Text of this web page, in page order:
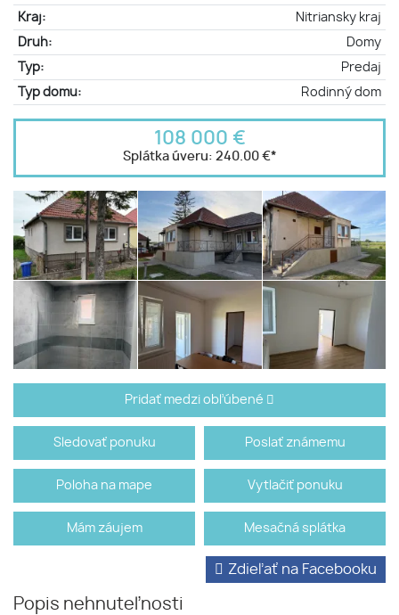
Kraj:
Nitriansky kraj
Druh:
Domy
Typ:
Predaj
Typ domu:
Rodinný dom
108 000 €
Splátka úveru: 240.00 €*
Pridať medzi obľúbené
Sledovať ponuku Poslať známemu
Poloha na mape Vytlačiť ponuku
Mám záujem Mesačná splátka
Popis nehnuteľnosti
Zdieľať na Facebooku